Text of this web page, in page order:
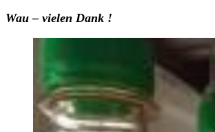
Wau – vielen Dank !